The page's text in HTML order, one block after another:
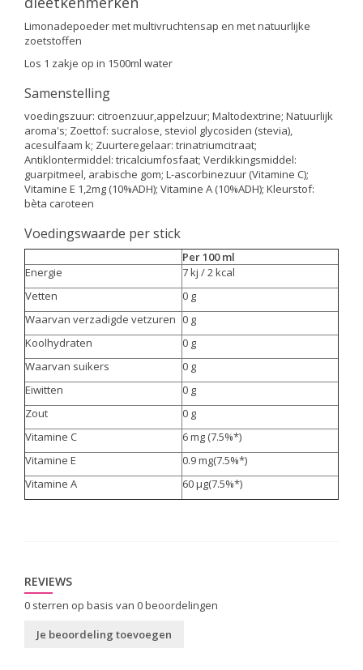
Limonadepoeder met multivruchtensap en met natuurlijke
zoetstoffen
Los 1 zakje op in 1500ml water
Samenstelling
voedingszuur: citroenzuur,appelzuur; Maltodextrine; Natuurlijk
aroma's; Zoettof: sucralose, steviol glycosiden (stevia),
acesulfaam k; Zuurteregelaar: trinatriumcitraat;
Antiklontermiddel: tricalciumfosfaat; Verdikkingsmiddel:
guarpitmeel, arabische gom; L-ascorbinezuur (Vitamine C);
Vitamine E 1,2mg (10%ADH); Vitamine A (10%ADH); Kleurstof:
bèta caroteen
Voedingswaarde per stick
Per 100 ml
Energie
7 kj / 2 kcal
Vetten
0 g
Waarvan verzadigde vetzuren 0 g
Koolhydraten
0 g
Waarvan suikers
0 g
Eiwitten
0 g
Zout
0 g
Vitamine C
6 mg (7.5%*)
Vitamine E
0.9 mg(7.5%*)
Vitamine A
60 µg(7.5%*)
REVIEWS
0 sterren op basis van 0beoordelingen
Je beoordeling toevoegen